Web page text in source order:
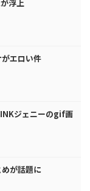
浮上
エロい件
ジェニーのgif画
が話題に